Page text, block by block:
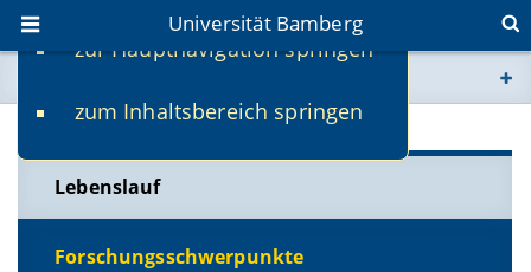
zur Hauptnavigation springen
zum Inhaltsbereich springen
Universität Bamberg
www.uni-bamberg.de
univis.uni-bamberg.de
fis.uni-bamberg.de
Lebenslauf
Forschungsschwerpunkte